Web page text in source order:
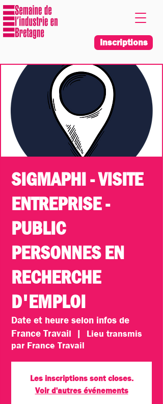
Inscriptions
SIGMAPHI - VISITE
ENTREPRISE -
PUBLIC
PERSONNES EN
RECHERCHE
D'EMPLOI
Date et heure selon infos de
France Travail
  |
Lieu transmis
par France Travail
Les inscriptions sont closes.
Voir d'autres événements